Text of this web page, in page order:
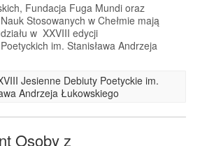
Fundacja Fuga Mundi oraz
Stosowanych w Chełmie mają
w XXVIII edycji
im. Stanisława Andrzeja
Jesienne Debiuty Poetyckie im.
Andrzeja Łukowskiego
Osoby z